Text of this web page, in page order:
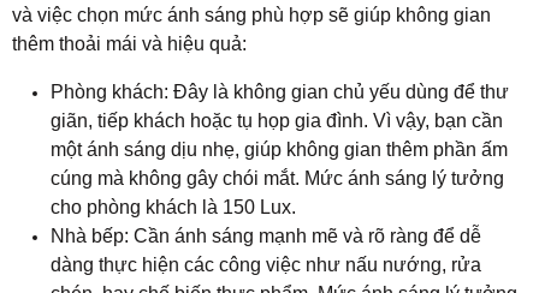
và việc chọn mức ánh sáng phù hợp sẽ giúp không gian
thêm thoải mái và hiệu quả:
Phòng khách: Đây là không gian chủ yếu dùng để thư
giãn, tiếp khách hoặc tụ họp gia đình. Vì vậy, bạn cần
một ánh sáng dịu nhẹ, giúp không gian thêm phần ấm
cúng mà không gây chói mắt. Mức ánh sáng lý tưởng
cho phòng khách là 150 Lux.
Nhà bếp: Cần ánh sáng mạnh mẽ và rõ ràng để dễ
dàng thực hiện các công việc như nấu nướng, rửa